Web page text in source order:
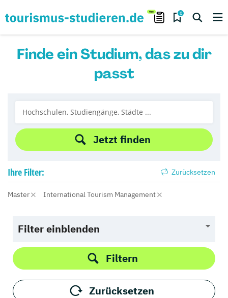
0
Finde ein Studium, das zu dir
passt
Jetzt finden
Ihre Filter: Zurücksetzen
Master International Tourism Management
Filter einblenden
Filtern
Zurücksetzen